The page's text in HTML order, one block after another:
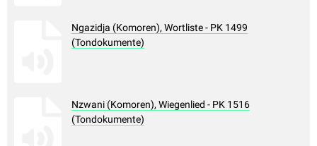
Ngazidja (Komoren), Wortliste - PK 1499
(Tondokumente)
Nzwani (Komoren), Wiegenlied - PK 1516
(Tondokumente)